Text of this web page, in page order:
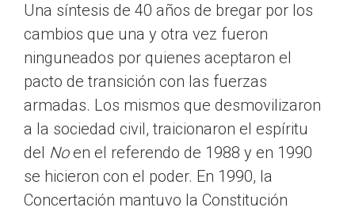
Una síntesis de 40 años de bregar por los
cambios que una y otra vez fueron
ninguneados por quienes aceptaron el
pacto de transición con las fuerzas
armadas. Los mismos que desmovilizaron
a la sociedad civil, traicionaron el espíritu
del Noen el referendo de 1988 y en 1990
se hicieron con el poder. En 1990, la
Concertación mantuvo la Constitución